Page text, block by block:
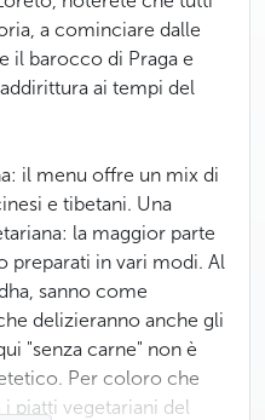
a cominciare dalle
il barocco di Praga e
ai tempi del
il menu offre un mix di
e tibetani. Una
la maggior parte
preparati in vari modi. Al
sanno come
delizieranno anche gli
"senza carne" non è
Per coloro che
piatti vegetariani del